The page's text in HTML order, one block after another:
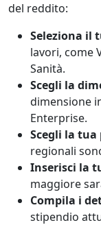
del reddito:
Seleziona il
lavori, come
Sanità.
Scegli la
dimensione
Enterprise.
Scegli la tua
regionali
Inserisci la
maggiore
Compila i
stipendio